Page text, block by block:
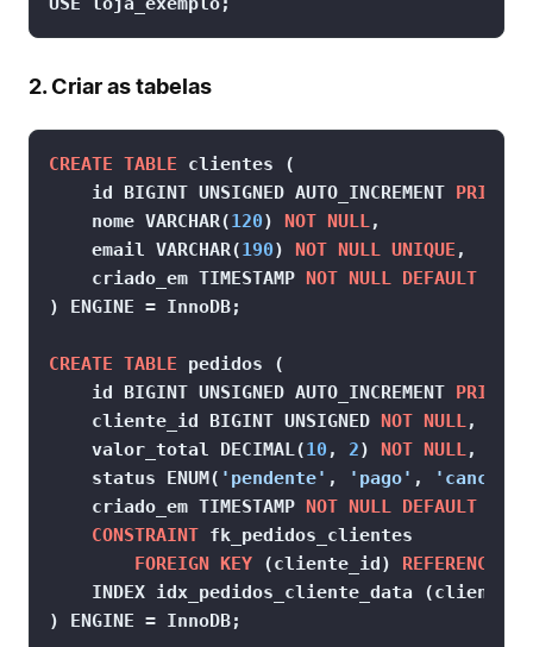
2. Criar as tabelas
CREATE TABLE clientes (
    id
BIGINT UNSIGNED AUTO_INCREMENT
    nome
VARCHAR(120) NOT NULL,
    email
VARCHAR(190) NOT NULL UNIQUE ,
    criado_em
TIMESTAMP NOT NULL DEFAULT
) ENGINE = InnoDB;
CREATE TABLE pedidos (
    id
BIGINT UNSIGNED AUTO_INCREMENT
    cliente_id
BIGINT UNSIGNED NOT NULL,
    valor_total
DECIMAL(10 , 2) NOT NULL,
    status ENUM(
'pendente' , 'pago' ,
    criado_em
TIMESTAMP NOT NULL DEFAULT
CONSTRAINT fk_pedidos_clientes
FOREIGN KEY (cliente_id) REFERENCES
INDEX idx_pedidos_cliente_data
) ENGINE = InnoDB;